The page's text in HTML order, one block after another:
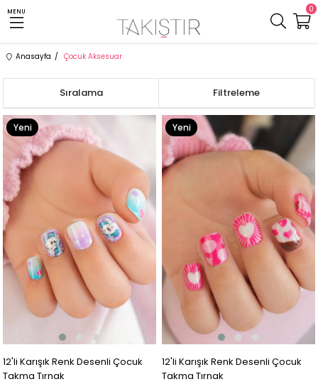
MENU 0
Anasayfa Çocuk Aksesuar
Filtreleme
Sıralama
12'li Karışık Renk Desenli Çocuk
Takma Tırnak
Yeni
12'li Karışık Renk Desenli Çocuk
Takma Tırnak
Yeni